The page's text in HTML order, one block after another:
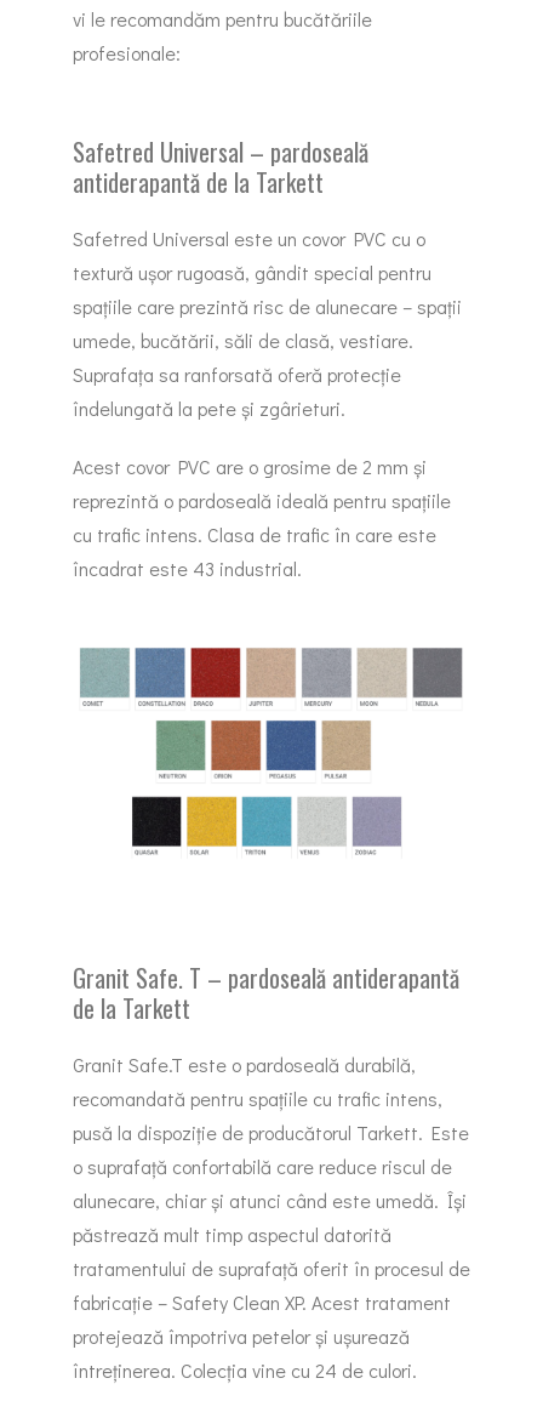
vi le recomandăm pentru bucătăriile
profesionale:
Safetred Universal – pardoseală
antiderapantă de la Tarkett
Safetred Universal este un covor PVC cu o
textură ușor rugoasă, gândit special pentru
spațiile care prezintă risc de alunecare – spații
umede, bucătării, săli de clasă, vestiare.
Suprafața sa ranforsată oferă protecție
îndelungată la pete și zgârieturi.
Acest covor PVC are o grosime de 2 mm și
reprezintă o pardoseală ideală pentru spațiile
cu trafic intens. Clasa de trafic în care este
încadrat este 43 industrial.
Granit Safe. T – pardoseală antiderapantă
de la Tarkett
Granit Safe.T este o pardoseală durabilă,
recomandată pentru spațiile cu trafic intens,
pusă la dispoziție de producătorul Tarkett. Este
o suprafață confortabilă care reduce riscul de
alunecare, chiar și atunci când este umedă. Își
păstrează mult timp aspectul datorită
tratamentului de suprafață oferit în procesul de
fabricație – Safety Clean XP. Acest tratament
protejează împotriva petelor și ușurează
întreținerea. Colecția vine cu 24 de culori.